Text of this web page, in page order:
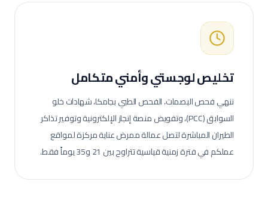
تخليص لوجستي وأمني متكامل
ننهي فحص البصمات، الفحص الطبي بجامكا، شهادات خلو
السوابق (PCC)، وتفويض منصة إنجاز الإلكترونية وتوفير تذاكر
الطيران المباشرة لتصل عمالةممرض عناية مركزةلمواقع
عملكم في فترة زمنية قياسية تتراوح بين 21 و35 يوماً فقط.